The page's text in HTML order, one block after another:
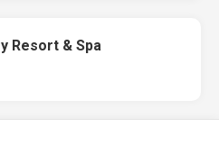
Resort & Spa